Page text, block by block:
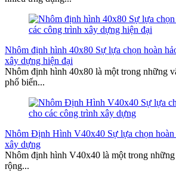
Nhôm định hình 40x80 Sự lựa chọn hoàn
xây dựng hiện đại
Nhôm định hình 40x80 là một trong những
phổ biến...
Nhôm Định Hình V40x40 Sự lựa chọn hoàn
xây dựng
Nhôm định hình V40x40 là một trong
rộng...